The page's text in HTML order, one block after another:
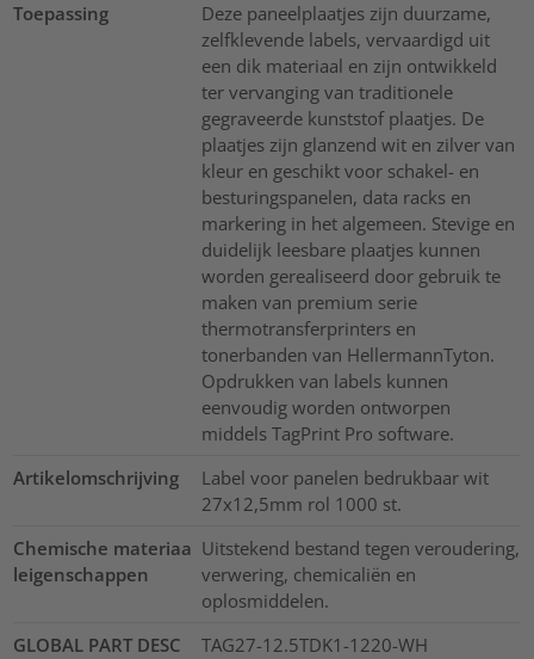
Toepassing
Deze paneelplaatjes zijn duurzame,
zelfklevende labels, vervaardigd uit
een dik materiaal en zijn ontwikkeld
ter vervanging van traditionele
gegraveerde kunststof plaatjes. De
plaatjes zijn glanzend wit en zilver van
kleur en geschikt voor schakel- en
besturingspanelen, data racks en
markering in het algemeen. Stevige en
duidelijk leesbare plaatjes kunnen
worden gerealiseerd door gebruik te
maken van premium serie
thermotransferprinters en
tonerbanden van HellermannTyton.
Opdrukken van labels kunnen
eenvoudig worden ontworpen
middels TagPrint Pro software.
Artikelomschrijving
Label voor panelen bedrukbaar wit
27x12,5mm rol 1000 st.
Chemische materiaa
leigenschappen
Uitstekend bestand tegen veroudering,
verwering, chemicaliën en
oplosmiddelen.
GLOBAL PART DESC
TAG27-12.5TDK1-1220-WH